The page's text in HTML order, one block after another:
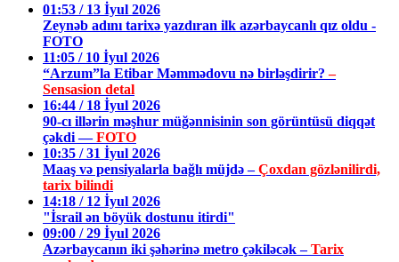
01:53 / 13 İyul 2026
Zeynəb adını tarixə yazdıran ilk azərbaycanlı qız oldu -
FOTO
11:05 / 10 İyul 2026
“Arzum”la Etibar Məmmədovu nə birləşdirir?–
Sensasion detal
16:44 / 18 İyul 2026
90-cı illərin məşhur müğənnisinin son görüntüsü diqqət
çəkdi —FOTO
10:35 / 31 İyul 2026
Maaş və pensiyalarla bağlı müjdə –Çoxdan gözlənilirdi,
tarix bilindi
14:18 / 12 İyul 2026
"İsrail ən böyük dostunu itirdi"
09:00 / 29 İyul 2026
Azərbaycanın iki şəhərinə metro çəkiləcək –Tarix